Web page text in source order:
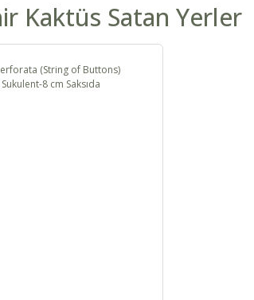
Kaktüs Satan Yerler